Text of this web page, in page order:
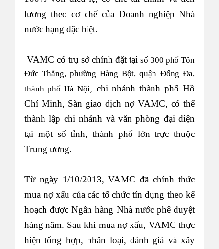
lương theo cơ chế của Doanh nghiệp Nhà
nước hạng đặc biệt.
VAMC có trụ sở chính đặt tạisố 300 phố Tôn
Đức Thắng, phường Hàng Bột, quận Đống Đa,
thành phố Hà Nội, chi nhánh thành phố Hồ
Chí Minh, Sàn giao dịch nợ VAMC, có thể
thành lập chi nhánh và văn phòng đại diện
tại một số tỉnh, thành phố lớn trực thuộc
Trung ương.
Từ ngày 1/10/2013, VAMC đã chính thức
mua nợ xấu của các tổ chức tín dụng theo kế
hoạch được Ngân hàng Nhà nước phê duyệt
hàng năm. Sau khi mua nợ xấu, VAMC thực
hiện tổng hợp, phân loại, đánh giá và xây